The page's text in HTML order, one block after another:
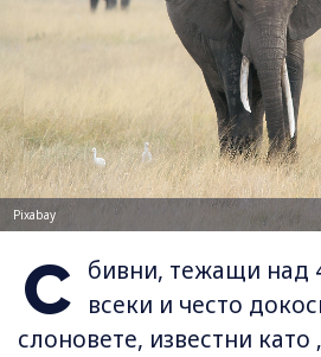
Pixabay
С бивни, тежащи над
всеки и често
слоновете, известни като